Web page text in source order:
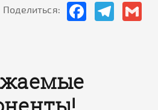
Поделиться:
FacebookTelegram